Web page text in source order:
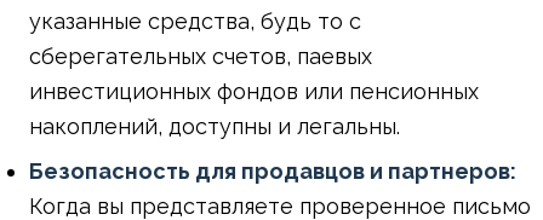
указанные средства, будь то с
сберегательных счетов, паевых
инвестиционных фондов или пенсионных
накоплений, доступны и легальны.
Безопасность для продавцов и партнеров:
Когда вы представляете проверенное письмо